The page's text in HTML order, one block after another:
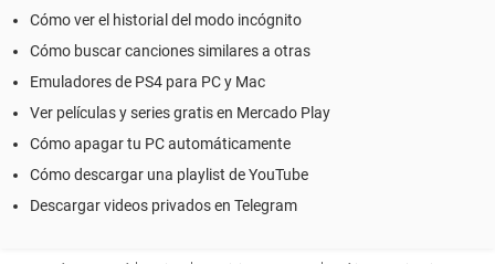
Cómo ver el historial del modo incógnito
Cómo buscar canciones similares a otras
Emuladores de PS4 para PC y Mac
Ver películas y series gratis en Mercado Play
Cómo apagar tu PC automáticamente
Cómo descargar una playlist de YouTube
Descargar videos privados en Telegram